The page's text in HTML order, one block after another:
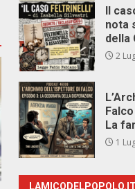
Il
nota
della
2
La
1
LAMICODELPOPOLO.IT